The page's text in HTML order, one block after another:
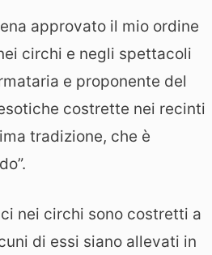
approvato il mio ordine
circhi e negli spettacoli
e proponente del
costrette nei recinti
tradizione, che è
nei circhi sono costretti a
di essi siano allevati in